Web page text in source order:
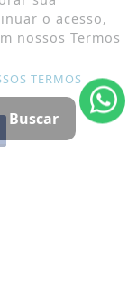
o acesso,
nossos Termos
TERMOS